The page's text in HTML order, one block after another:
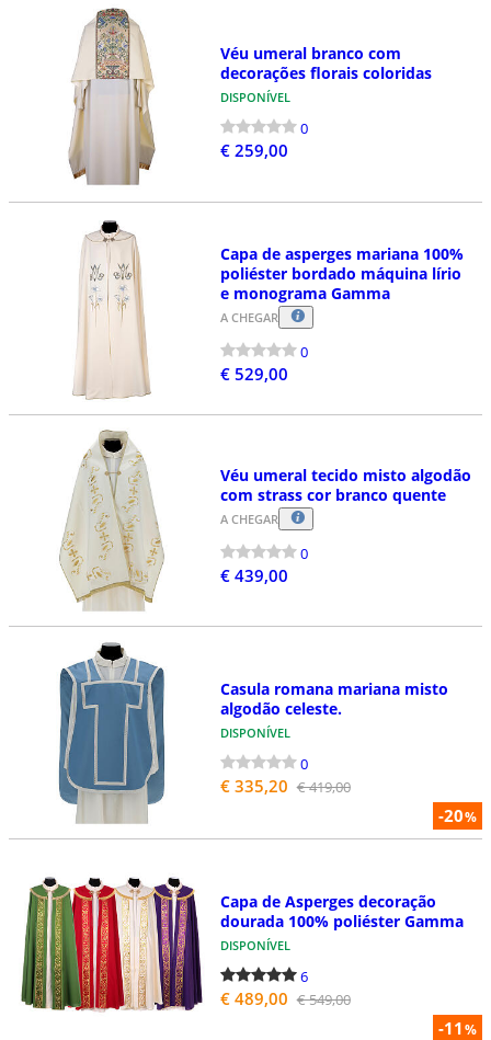
Véu umeral branco com
decorações florais coloridas
DISPONÍVEL
0
€ 259,00
Capa de asperges mariana 100%
poliéster bordado máquina lírio
e monograma Gamma
A CHEGAR
0
€ 529,00
Véu umeral tecido misto algodão
com strass cor branco quente
A CHEGAR
0
€ 439,00
-20%
Casula romana mariana misto
algodão celeste.
DISPONÍVEL
0
€ 335,20 € 419,00
-11%
Capa de Asperges decoração
dourada 100% poliéster Gamma
DISPONÍVEL
6
€ 489,00 € 549,00